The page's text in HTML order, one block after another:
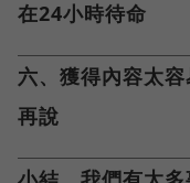
在24小時待命
六、獲得內容太
再說